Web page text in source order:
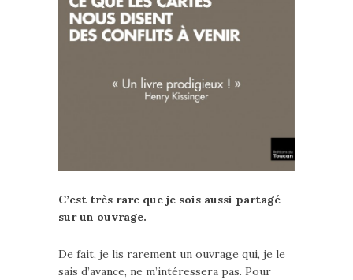
C’est très rare que je sois aussi partagé
sur un ouvrage.
De fait, je lis rarement un ouvrage qui, je le
sais d’avance, ne m’intéressera pas. Pour